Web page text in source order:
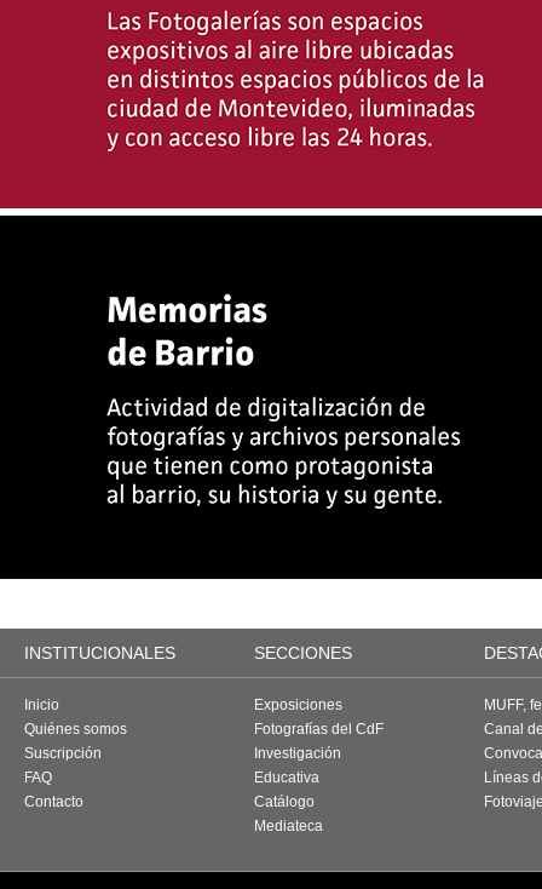
INSTITUCIONALES SECCIONES
Inicio
Quiénes somos
Suscripción
FAQ
Contacto
Exposiciones
Fotografías del CdF
Investigación
Educativa
Catálogo
Mediateca
MUFF,
Canal
Líneas